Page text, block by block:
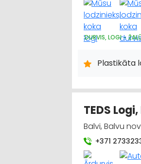
DURVIS, LOGI
Plastikāta
TEDS
Balvi, Balvu
+371